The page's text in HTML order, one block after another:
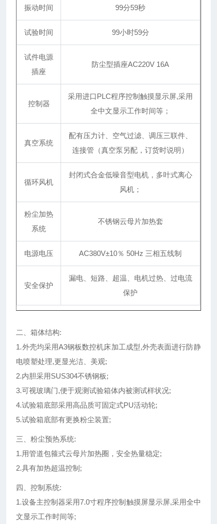
振动时间 99分59秒
试验时间 99小时59分
试件电源
插座
防尘型插座AC220V 16A
控制器
采用进口PLC程序控制触摸显示屏,采用
全中文显示工作时间等；
真空系统
配有压力计、空气过滤、调压三联件、
连接管（真空泵另配，订货时说明）
循环风机
封闭式合金低噪音型电机，多叶式离心
风机；
粉尘加热
系统
不锈钢云母片加热套
电源电压 AC380V±10％ 50Hz 三相五线制
安全保护
漏电、短路、超温、电机过热、过电流
保护
二、箱体结构:
1.外壳均采用A3钢板数控机床加工成型,外壳表面进行防静
电喷塑处理,更显光洁、美观;
2.内胆采用SUS304不锈钢板;
3.可视玻璃门,便于观测试验箱体内被测试样状况;
4.试验箱底部采用高品质可固定式PU活动轮;
5.试验箱底部有更换粉尘装置;
三、粉尘预热系统:
1.用管道包箍式云母片加热圈，安全热量稳定;
2.具有加热超温控制;
四、控制系统:
1.设备主控制器采用7.0寸程序控制触摸屏显示屏,采用全中
文显示工作时间等;